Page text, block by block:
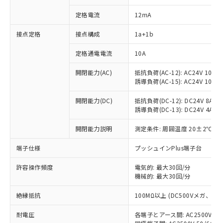
定格電流 12mA
接点定格 接点構成 1a+1b
定格通電電流 10A
開閉能力(AC)
抵抗負荷(AC-12): AC24V 10A/
誘導負荷(AC-15): AC24V
開閉能力(DC)
抵抗負荷(DC-12): DC24V 8A/
誘導負荷(DC-13): DC24V 4A/
開閉能力説明 測定条件: 周囲温度 20±2℃、
端子仕様 プッシュインPlus端子台
許容操作頻度
電気的: 最大30回/分
機械的: 最大30回/分
絶縁抵抗 100MΩ以上 (DC500Vメガ、点
耐電圧
各端子とアース間: AC2500V
ご利用条件
以下の条件をお読みいただき、同意のうえ
ご利用ください。
本サービスは、当社制御機器事業取扱
商品の当社在庫状況および標準価格
(税抜)を提供させていただくもので
当社制御機器事業取扱商品の中には、
本サービスの対象外となる商品もある
非含有に対応した製品が提供可能な商品で
対応予定：EU RoHS指令（10物質）の非含
有に対応した製品に切り替える予定のある
対応予定なし：EU RoHS指令（10物質）の
非含有に非対応の商品で、対応品を出す予
定はありません。
調査・確認中：EU RoHS指令（10物質）の
非含有の対応状況を調査中または確認中の
非該当品：ライセンス料など無形物で、有
害物質有無と関係のない商品です。
仕入先様の事情により、非含有部品として
※1 中国RoHS○×表
基準値以下であることを示します。
「×」：最大均質材料含有率が中国RoHSの
基準値を超えていることを示します。